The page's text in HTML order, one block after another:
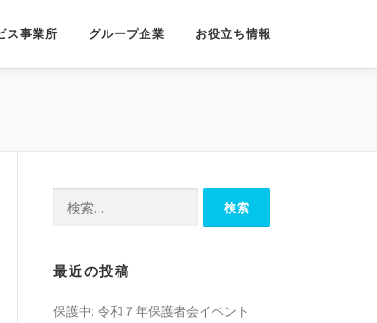
ス事業所 グループ企業 お役立ち情報
最近の投稿
保護中: 令和７年保護者会イベント